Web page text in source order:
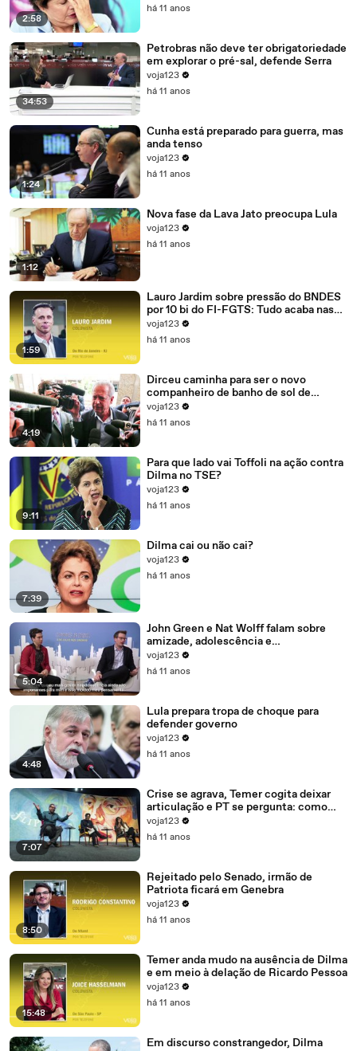
2:58
há 11 anos
34:53
Petrobras não deve ter obrigatoriedade
em explorar o pré-sal, defende Serra
voja123
há 11 anos
1:24
Cunha está preparado para guerra, mas
anda tenso
voja123
há 11 anos
1:12
Nova fase da Lava Jato preocupa Lula
voja123
há 11 anos
1:59
Lauro Jardim sobre pressão do BNDES
por 10 bi do FI-FGTS: Tudo acaba nas
mãos de Cunha
voja123
há 11 anos
4:19
Dirceu caminha para ser o novo
companheiro de banho de sol de
Marcelo Odebrecht e Cia.
voja123
há 11 anos
9:11
Para que lado vai Toffoli na ação contra
Dilma no TSE?
voja123
há 11 anos
7:39
Dilma cai ou não cai?
voja123
há 11 anos
5:04
John Green e Nat Wolff falam sobre
amizade, adolescência e
amadurecimento
voja123
há 11 anos
4:48
Lula prepara tropa de choque para
defender governo
voja123
há 11 anos
7:07
Crise se agrava, Temer cogita deixar
articulação e PT se pergunta: como
recompor o governo?
voja123
há 11 anos
8:50
Rejeitado pelo Senado, irmão de
Patriota ficará em Genebra
voja123
há 11 anos
15:48
Temer anda mudo na ausência de Dilma
e em meio à delação de Ricardo Pessoa
voja123
há 11 anos
Em discurso constrangedor, Dilma